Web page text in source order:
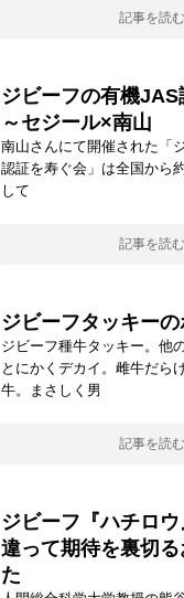
記事を読む
ジビーフの有機
～セジール×南山
南山さんにて開催された「
認証を寿ぐ会」は全国から
して
記事を読む
ジビーフタッキー
ジビーフ種牛タッキー。他
とにかくデカイ。雌牛だら
牛。まさしく男
記事を読む
ジビーフ『ハチロ
違って期待を裏切
た